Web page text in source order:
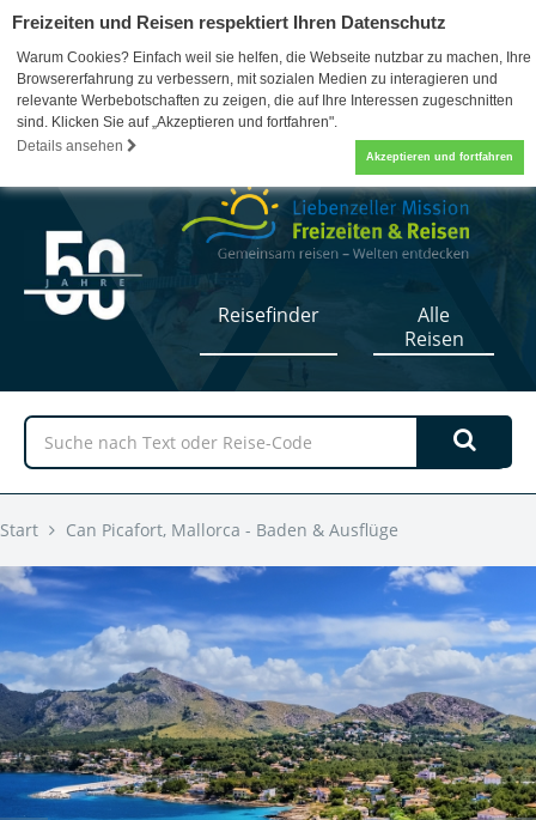
Freizeiten und Reisen respektiert Ihren Datenschutz
Warum Cookies? Einfach weil sie helfen, die Webseite nutzbar zu machen, Ihre
Browsererfahrung zu verbessern, mit sozialen Medien zu interagieren und
relevante Werbebotschaften zu zeigen, die auf Ihre Interessen zugeschnitten
sind. Klicken Sie auf „Akzeptieren und fortfahren".
Details ansehen
Akzeptieren und fortfahren
07052 / 17-5110 0
Reisefinder
Alle
Reisen
Start Can Picafort, Mallorca - Baden & Ausflüge